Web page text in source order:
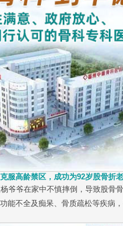
服高龄禁区，成功为92岁股骨折
爷爷在家中不慎摔倒，导致股骨
能不全及痴呆、骨质疏松等疾病